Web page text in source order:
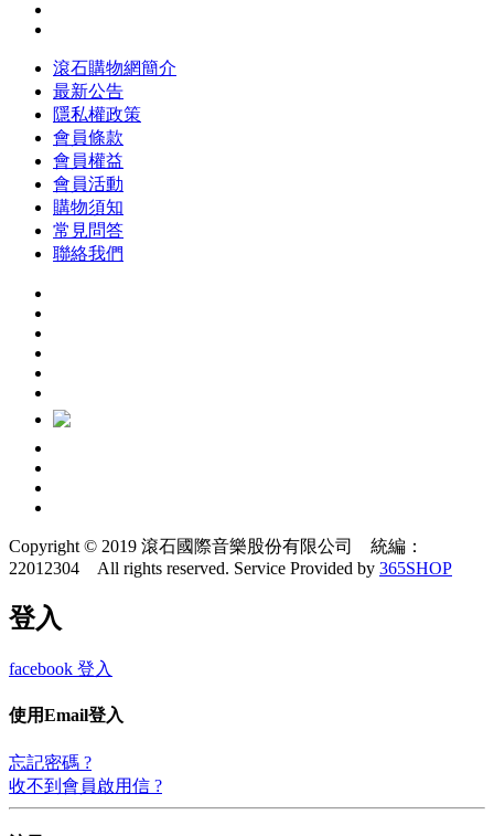
滾石購物網簡介
最新公告
隱私權政策
會員條款
會員權益
會員活動
購物須知
常見問答
聯絡我們
Copyright © 2019 滾石國際音樂股份有限公司 統編：
22012304 All rights reserved. Service Provided by 365SHOP
登入
facebook 登入
使用Email登入
忘記密碼 ?
收不到會員啟用信 ?